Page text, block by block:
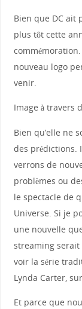
Bien que DC ait
plus tôt cette
nouveau logo
venir.
Image à travers
Bien qu’elle ne
des prédictions.
verrons de
problèmes ou
le spectacle de
Universe. Si je
une nouvelle
streaming serait
voir la série
Lynda Carter,
Et parce que